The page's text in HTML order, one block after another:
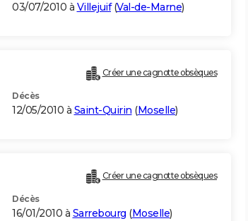
03/07/2010 à Villejuif(Val-de-Marne)
Créer une cagnotte obsèques
Décès
12/05/2010 à Saint-Quirin (Moselle)
Créer une cagnotte obsèques
Décès
16/01/2010 à Sarrebourg (Moselle)